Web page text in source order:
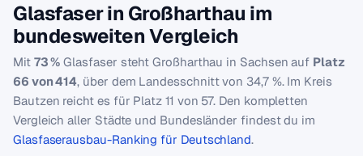
Glasfaser in Großharthau im
bundesweiten Vergleich
Mit 73 % Glasfaser steht Großharthau in Sachsen auf Platz
66 von 414, über dem Landesschnitt von 34,7 %. Im Kreis
Bautzen reicht es für Platz 11 von 57. Den kompletten
Vergleich aller Städte und Bundesländer findest du im
Glasfaserausbau-Ranking für Deutschland.